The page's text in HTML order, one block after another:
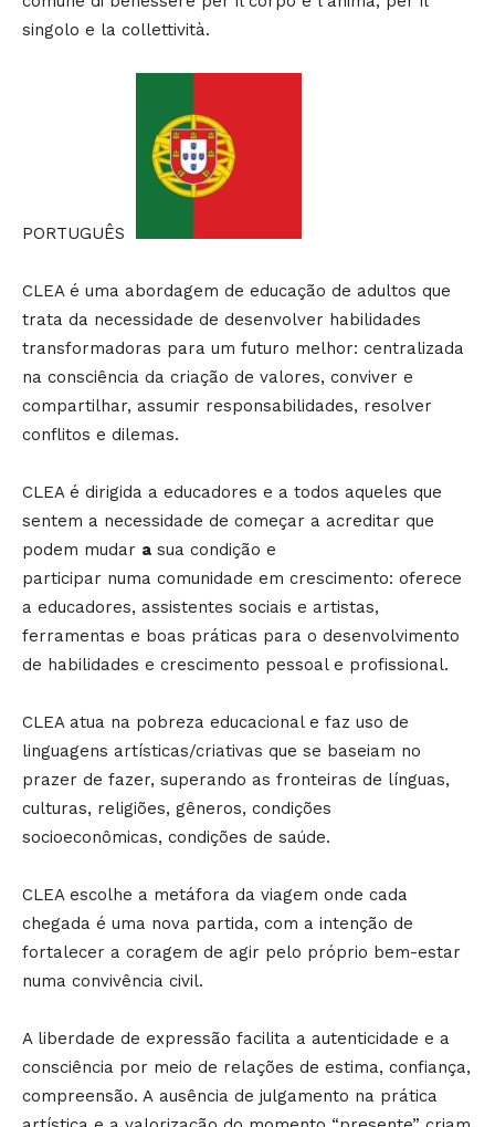
singolo e la collettività.
PORTUGUÊS
CLEA é uma abordagem de educação de adultos que
trata da necessidade de desenvolver habilidades
transformadoras para um futuro melhor: centralizada
na consciência da criação de valores, conviver e
compartilhar, assumir responsabilidades, resolver
conflitos e dilemas.
CLEA é dirigida a educadores e a todos aqueles que
sentem a necessidade de começar a acreditar que
podem mudar a sua condição e
participar numa comunidade em crescimento: oferece
a educadores, assistentes sociais e artistas,
ferramentas e boas práticas para o desenvolvimento
de habilidades e crescimento pessoal e profissional.
CLEA atua na pobreza educacional e faz uso de
linguagens artísticas/criativas que se baseiam no
prazer de fazer, superando as fronteiras de línguas,
culturas, religiões, gêneros, condições
socioeconômicas, condições de saúde.
CLEA escolhe a metáfora da viagem onde cada
chegada é uma nova partida, com a intenção de
fortalecer a coragem de agir pelo próprio bem-estar
numa convivência civil.
A liberdade de expressão facilita a autenticidade e a
consciência por meio de relações de estima, confiança,
compreensão. A ausência de julgamento na prática